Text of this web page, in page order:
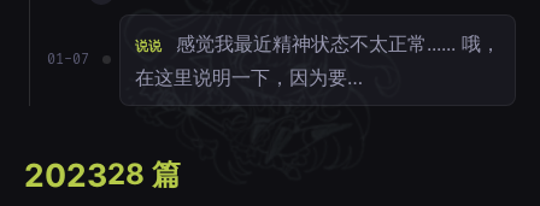
01-07
说说
感觉我最近精神状态不太正常...... 哦，
在这里说明一下，因为要…
202328 篇